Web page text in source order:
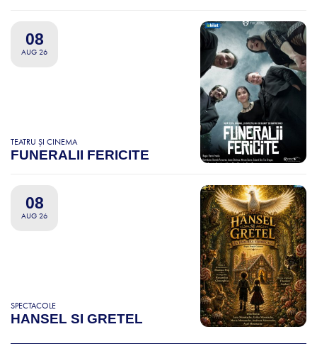
08
AUG 26
TEATRU ȘI CINEMA
FUNERALII FERICITE
08
AUG 26
SPECTACOLE
HANSEL SI GRETEL